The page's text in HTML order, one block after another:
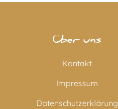
Über uns
Kontakt
Impressum
Datenschutzerklärung